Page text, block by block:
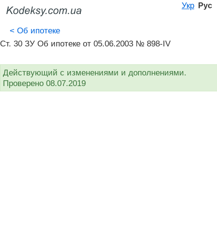
Укр Рус
< Об ипотеке
Ст. 30 ЗУ Об ипотеке от 05.06.2003 № 898-IV
Действующий с изменениями и дополнениями.
Проверено 08.07.2019